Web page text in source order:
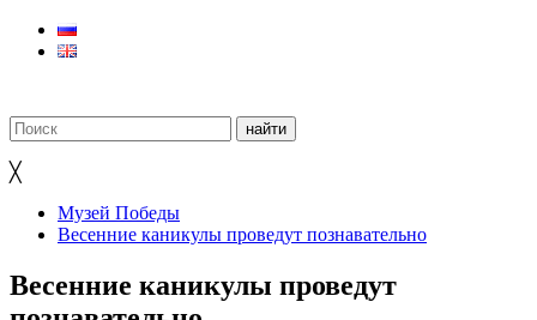
╳
Музей Победы
Весенние каникулы проведут познавательно
Весенние каникулы проведут